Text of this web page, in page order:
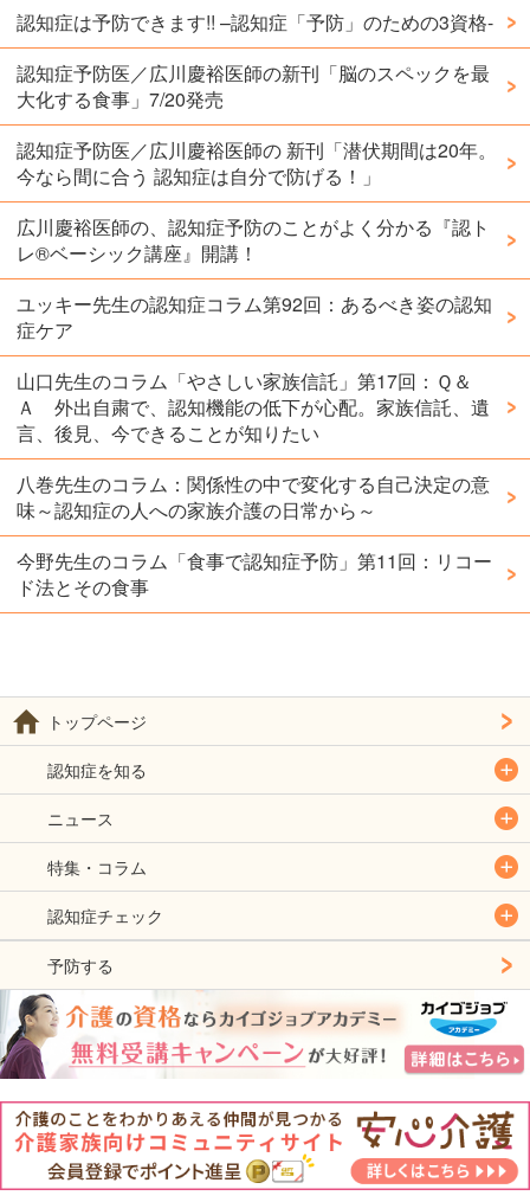
認知症は予防できます!! –認知症「予防」のための3資格-
認知症予防医／広川慶裕医師の新刊「脳のスペックを最
大化する食事」7/20発売
認知症予防医／広川慶裕医師の 新刊「潜伏期間は20年。
今なら間に合う 認知症は自分で防げる！」
広川慶裕医師の、認知症予防のことがよく分かる『認ト
レ®️ベーシック講座』開講！
ユッキー先生の認知症コラム第92回：あるべき姿の認知
症ケア
山口先生のコラム「やさしい家族信託」第17回：Ｑ＆
Ａ 外出自粛で、認知機能の低下が心配。家族信託、遺
言、後見、今できることが知りたい
八巻先生のコラム：関係性の中で変化する自己決定の意
味～認知症の人への家族介護の日常から～
今野先生のコラム「食事で認知症予防」第11回：リコー
ド法とその食事
トップページ
認知症を知る
ニュース
特集・コラム
認知症チェック
予防する